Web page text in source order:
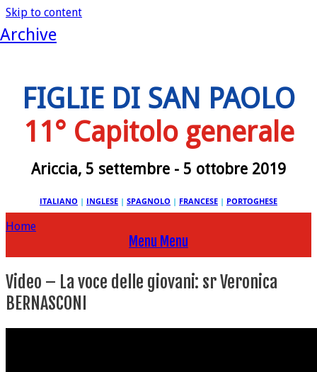
Skip to content
FIGLIE DI SAN PAOLO
11° Capitolo generale
Ariccia, 5 settembre - 5 ottobre 2019
ITALIANO | INGLESE | SPAGNOLO | FRANCESE | PORTOGHESE
Home
Menu Menu
Archive
Video – La voce delle giovani: sr Veronica
BERNASCONI